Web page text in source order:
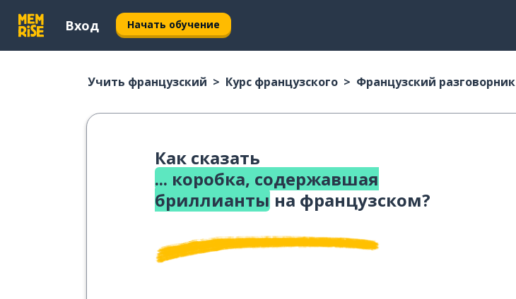
Вход Начать обучение
Учить французский Курс французского Французский разговорник
Как сказать
... коробка, содержавшая
бриллианты на французском?